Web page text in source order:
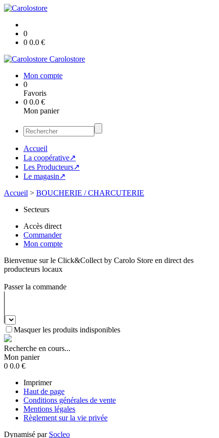
0
0 0.0 €
Carolostore
Mon compte
0
Favoris
0 0.0 €
Mon panier
Accueil
La coopérative↗
Les Producteurs↗
Le magasin↗
Accueil > BOUCHERIE / CHARCUTERIE
Secteurs
Accès direct
Commander
Mon compte
Bienvenue sur le Click&Collect by Carolo Store en direct des
producteurs locaux
Passer la commande
Masquer les produits indisponibles
Recherche en cours...
Mon panier
0 0.0 €
Imprimer
Haut de page
Conditions générales de vente
Mentions légales
Règlement sur la vie privée
Dynamisé par Socleo